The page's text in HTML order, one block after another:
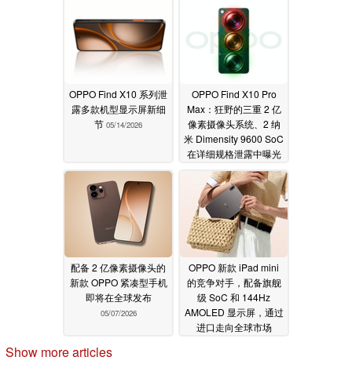
OPPO Find X10 系列泄
露多款机型显示屏新细
节 05/14/2026
OPPO Find X10 Pro
Max：狂野的三重 2 亿
像素摄像头系统、2 纳
米 Dimensity 9600 SoC
在详细规格泄露中曝光
05/12/2026
配备 2 亿像素摄像头的
新款 OPPO 紧凑型手机
即将在全球发布
05/07/2026
OPPO 新款 iPad mini
的竞争对手，配备旗舰
级 SoC 和 144Hz
AMOLED 显示屏，通过
进口走向全球市场
Show more articles